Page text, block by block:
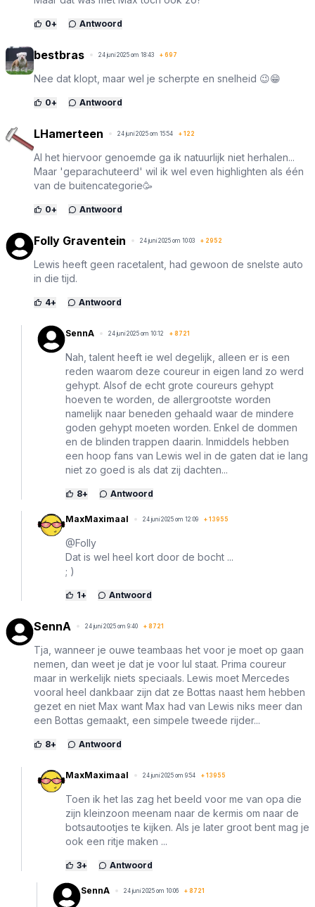
0+ Antwoord
bestbras 24 juni 2025 om 18:43 + 697
Nee dat klopt, maar wel je scherpte en snelheid 😉😁
0+ Antwoord
LHamerteen 24 juni 2025 om 15:54 + 122
Al het hiervoor genoemde ga ik natuurlijk niet herhalen...
Maar 'geparachuteerd' wil ik wel even highlighten als één
van de buitencategorie🥳
0+ Antwoord
Folly Graventein 24 juni 2025 om 10:03 + 2952
Lewis heeft geen racetalent, had gewoon de snelste auto
in die tijd.
4+ Antwoord
SennA 24 juni 2025 om 10:12 + 8721
Nah, talent heeft ie wel degelijk, alleen er is een
reden waarom deze coureur in eigen land zo werd
gehypt. Alsof de echt grote coureurs gehypt
hoeven te worden, de allergrootste worden
namelijk naar beneden gehaald waar de mindere
goden gehypt moeten worden. Enkel de dommen
en de blinden trappen daarin. Inmiddels hebben
een hoop fans van Lewis wel in de gaten dat ie lang
niet zo goed is als dat zij dachten...
8+ Antwoord
MaxMaximaal 24 juni 2025 om 12:09 + 13955
@Folly
Dat is wel heel kort door de bocht ...
; )
1+ Antwoord
SennA 24 juni 2025 om 9:40 + 8721
Tja, wanneer je ouwe teambaas het voor je moet op gaan
nemen, dan weet je dat je voor lul staat. Prima coureur
maar in werkelijk niets speciaals. Lewis moet Mercedes
vooral heel dankbaar zijn dat ze Bottas naast hem hebben
gezet en niet Max want Max had van Lewis niks meer dan
een Bottas gemaakt, een simpele tweede rijder...
8+ Antwoord
MaxMaximaal 24 juni 2025 om 9:54 + 13955
Toen ik het las zag het beeld voor me van opa die
zijn kleinzoon meenam naar de kermis om naar de
botsautootjes te kijken. Als je later groot bent mag je
ook een ritje maken ...
3+ Antwoord
SennA 24 juni 2025 om 10:06 + 8721